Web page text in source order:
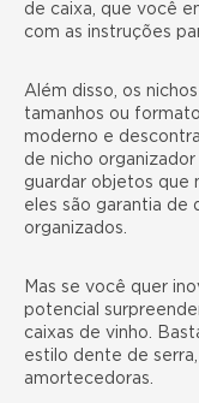
de caixa, que você
com as instruções
Além disso, os
tamanhos ou
moderno e
de nicho
guardar objetos que
eles são garantia de
organizados.
Mas se você quer
potencial
caixas de vinho.
estilo dente de
amortecedoras.